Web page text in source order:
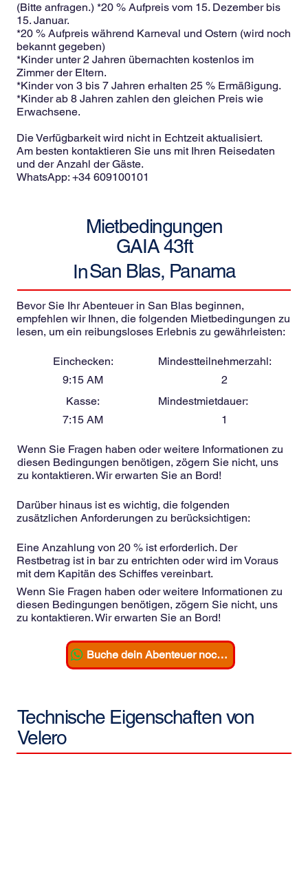
(Bitte anfragen.) *20 % Aufpreis vom 15. Dezember bis
15. Januar.
*20 % Aufpreis während Karneval und Ostern (wird noch
bekannt gegeben)
*Kinder unter 2 Jahren übernachten kostenlos im
Zimmer der Eltern.
*Kinder von 3 bis 7 Jahren erhalten 25 % Ermäßigung.
*Kinder ab 8 Jahren zahlen den gleichen Preis wie
Erwachsene.
Die Verfügbarkeit wird nicht in Echtzeit aktualisiert.
Am besten kontaktieren Sie uns mit Ihren Reisedaten
und der Anzahl der Gäste.
WhatsApp: +34 609100101
Mietbedingungen
GAIA 43ft
InSan Blas, Panama
Bevor Sie Ihr Abenteuer in San Blas beginnen,
empfehlen wir Ihnen, die folgenden Mietbedingungen zu
lesen, um ein reibungsloses Erlebnis zu gewährleisten:
Einchecken:
9:15 AM
Kasse:
7:15 AM
Mindestteilnehmerzahl:
2
Mindestmietdauer:
1
Wenn Sie Fragen haben oder weitere Informationen zu
diesen Bedingungen benötigen, zögern Sie nicht, uns
zu kontaktieren. Wir erwarten Sie an Bord!
Darüber hinaus ist es wichtig, die folgenden
zusätzlichen Anforderungen zu berücksichtigen:
Eine Anzahlung von 20 % ist erforderlich. Der
Restbetrag ist in bar zu entrichten oder wird im Voraus
mit dem Kapitän des Schiffes vereinbart.
Wenn Sie Fragen haben oder weitere Informationen zu
diesen Bedingungen benötigen, zögern Sie nicht, uns
zu kontaktieren. Wir erwarten Sie an Bord!
Buche dein Abenteuer noch heute!
Technische Eigenschaften von
Velero